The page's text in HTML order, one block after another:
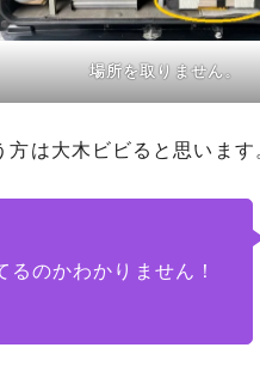
場所を取りません。
は大木ビビると思います
るのかわかりません！